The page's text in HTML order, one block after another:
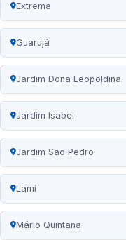
Extrema
Guarujá
Jardim Dona Leopoldina
Jardim Isabel
Jardim São Pedro
Lami
Mário Quintana